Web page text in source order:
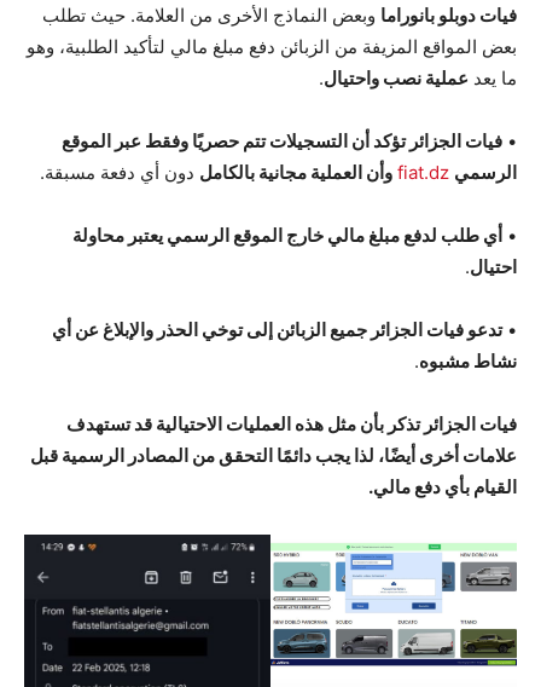
فيات دوبلو بانوراما وبعض النماذج الأخرى من العلامة. حيث تطلب
بعض المواقع المزيفة من الزبائن دفع مبلغ مالي لتأكيد الطلبية، وهو
ما يعد عملية نصب واحتيال.
• فيات الجزائر تؤكد أن التسجيلات تتم حصريًا وفقط عبر الموقع
الرسمي fiat.dz وأن العملية مجانية بالكامل دون أي دفعة مسبقة.
• أي طلب لدفع مبلغ مالي خارج الموقع الرسمي يعتبر محاولة
احتيال.
•تدعو فيات الجزائر جميع الزبائن إلى توخي الحذر والإبلاغ عن أي
نشاط مشبوه.
فيات الجزائر تذكر بأن مثل هذه العمليات الاحتيالية قد تستهدف
علامات أخرى أيضًا، لذا يجب دائمًا التحقق من المصادر الرسمية قبل
القيام بأي دفع مالي.